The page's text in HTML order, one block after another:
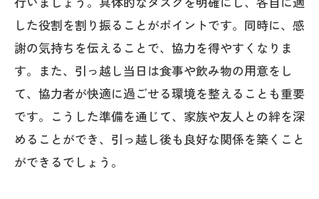
した役割を割り振ることがポイントです。同時に、感
謝の気持ちを伝えることで、協力を得やすくなりま
す。また、引っ越し当日は食事や飲み物の用意をし
て、協力者が快適に過ごせる環境を整えることも重要
です。こうした準備を通じて、家族や友人との絆を深
めることができ、引っ越し後も良好な関係を築くこと
ができるでしょう。